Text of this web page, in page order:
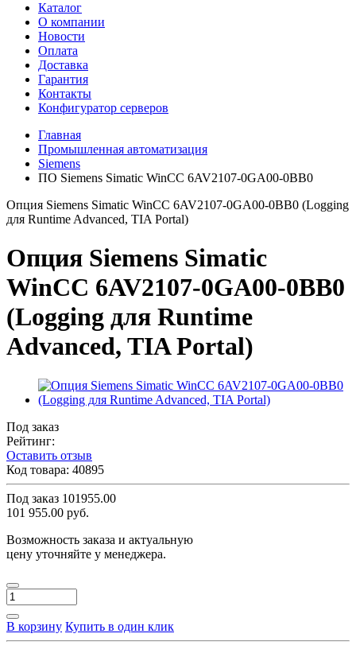
Каталог
О компании
Новости
Оплата
Доставка
Гарантия
Контакты
Конфигуратор серверов
Главная
Промышленная автоматизация
Siemens
ПО Siemens Simatic WinCC 6AV2107-0GA00-0BB0
Опция Siemens Simatic WinCC 6AV2107-0GA00-0BB0 (Logging
для Runtime Advanced, TIA Portal)
Опция Siemens Simatic
WinCC 6AV2107-0GA00-0BB0
(Logging для Runtime
Advanced, TIA Portal)
Под заказ
Рейтинг:
Оставить отзыв
Код товара: 40895
Под заказ 101955.00
101 955.00 руб.
Возможность заказа и актуальную
цену уточняйте у менеджера.
В корзину Купить в один клик